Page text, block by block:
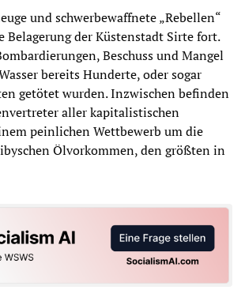
und schwerbewaffnete „Rebellen“
Belagerung der Küstenstadt Sirte fort.
Beschuss und Mangel
bereits Hunderte, oder sogar
getötet wurden. Inzwischen befinden
aller kapitalistischen
peinlichen Wettbewerb um die
Ölvorkommen, den größten in